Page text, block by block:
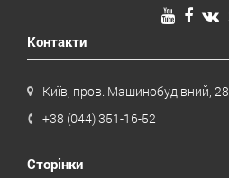
Контакти
Київ, пров. Машинобудівний, 28
+38 (044) 351-16-52
Сторінки